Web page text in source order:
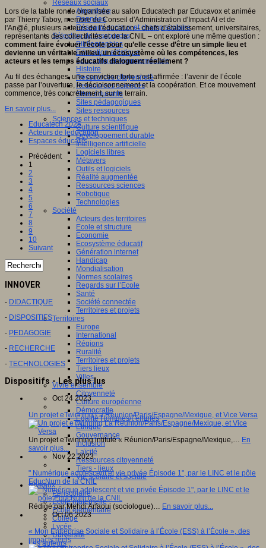
Réseaux sociaux
Algorithme
Données
Réseaux sociaux et champ scolaire
Sélection de ressources
Bibliographies
Education artistique
Education environnementale
Histoire
Ressources citoyenneté
Ressources sciences
Sites éducatifs
Sites pédagogiques
Sites ressources
Sciences et techniques
Culture scientifique
Développement durable
Intelligence artificielle
Logiciels libres
Métavers
Outils et logiciels
Réalité augmentée
Ressources sciences
Robotique
Technologies
Société
Acteurs des territoires
Ecole et structure
Economie
Ecosystème éducatif
Génération internet
Handicap
Mondialisation
Normes scolaires
Regards sur l’Ecole
Santé
Société connectée
Territoires et projets
Territoires
Europe
International
Régions
Ruralité
Territoires et projets
Tiers lieux
Villes
Vivre ensemble
Citoyenneté
Culture européenne
Démocratie
Egalité Hommes/Femmes
Ethique
Gouvernance
Inclusion
Laïcité
Ressources citoyenneté
Tiers - lieux
Vie scolaire et sociale
Niveaux
Périscolaire
Ecole maternelle
Ecole élémentaire
Collège
Lycée
Université
Les auteurs
Lors de la table ronde organisée au salon Educatech par Educavox et animée
par Thierry Taboy, membre du Conseil d'Administration d'Impact AI et de
l'An@é, plusieurs acteurs de l’éducation – chefs d’établissement, universitaires,
représentants des collectivités et de la CNIL – ont exploré une même question :
comment faire évoluer l’école pour qu’elle cesse d’être un simple lieu et
devienne un véritable milieu, un écosystème où les compétences, les
acteurs et les temps éducatifs dialoguent réellement ?
Au fil des échanges, une conviction forte s’est affirmée : l’avenir de l’école
passe par l’ouverture, le décloisonnement et la coopération. Et ce mouvement
commence, très concrètement, sur le terrain.
En savoir plus...
Educatech 2025
Acteurs de leducation
Espaces éducatifs
Précédent
1
2
3
4
5
6
7
8
9
10
Suivant
INNOVER
- DIDACTIQUE
- DISPOSITIFS
- PEDAGOGIE
- RECHERCHE
- TECHNOLOGIES
Dispositifs - Les plus lus
Oct 24 2023
Un projet eTwinning La Réunion/Paris/Espagne/Mexique, et Vice Versa
Un projet eTwinning intitulé « Réunion/Paris/Espagne/Mexique,… En
savoir plus...
Nov 22 2023
" Numérique adolescent et vie privée Épisode 1", par le LINC et le pôle
EducNum de la CNIL
Rédigé par Mehdi Arfaoui (sociologue)… En savoir plus...
Oct 06 2023
« Mon Entreprise Sociale et Solidaire à l’École (ESS) à l’École », des
impacts réels